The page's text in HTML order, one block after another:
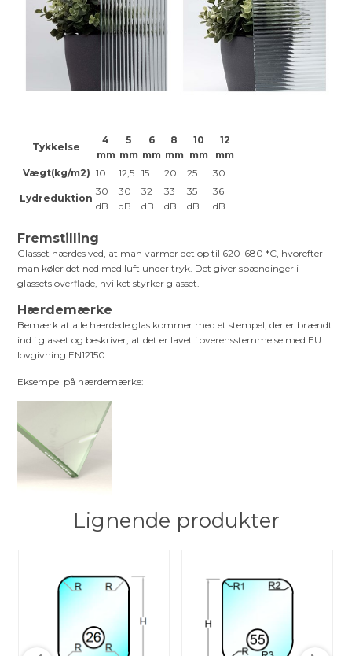
Tykkelse
4
mm
5
mm
6
mm
8
mm
10
mm
12
mm
Vægt(kg/m2) 10 12,5 15 20 25 30
Lydreduktion
30
dB
30
dB
32
dB
33
dB
35
dB
36
dB
Fremstilling
Glasset hærdes ved, at man varmer det op til 620-680 *C, hvorefter
man køler det ned med luft under tryk. Det giver spændinger i
glassets overflade, hvilket styrker glasset.
Hærdemærke
Bemærk at alle hærdede glas kommer med et stempel, der er brændt
ind i glasset og beskriver, at det er lavet i overensstemmelse med EU
lovgivning EN12150.
Eksempel på hærdemærke:
Lignende produkter